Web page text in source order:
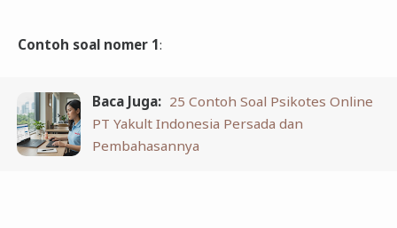
Contoh soal nomer 1:
Baca Juga: 25 Contoh Soal Psikotes Online
PT Yakult Indonesia Persada dan
Pembahasannya